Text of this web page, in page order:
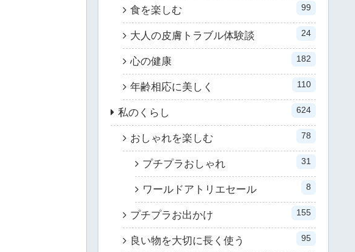
食を楽しむ 99
大人の皮膚トラブル体験談 24
心の健康 182
年齢相応に美しく 110
私のくらし 624
おしゃれを楽しむ 78
プチプラおしゃれ 31
ワールドアトリエセール 8
プチプラお出かけ 155
良い物を大切に長く使う 95